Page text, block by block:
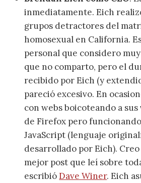
inmediatamente. Eich
grupos detractores del
homosexual en California.
personal que considero
que no comparto, pero el
recibido por Eich (y
pareció excesivo. En
con webs boicoteando a
de Firefox pero
JavaScript (lenguaje
desarrollado por Eich).
mejor post que leí sobre
escribióDave Winer. Eich